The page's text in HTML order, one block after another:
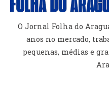
O Jornal Folha do
anos no mercado,
pequenas, médias e